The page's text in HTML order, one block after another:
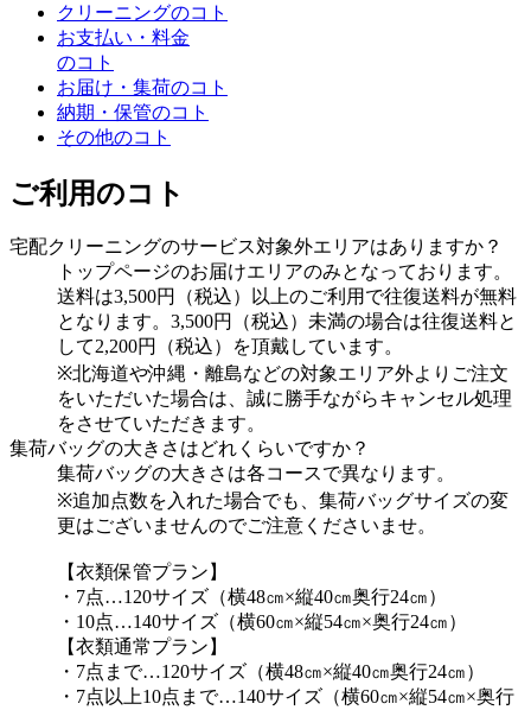
クリーニングのコト
お支払い・料金
のコト
お届け・集荷のコト
納期・保管のコト
その他のコト
ご利用のコト
宅配クリーニングのサービス対象外エリアはありますか？
トップページのお届けエリアのみとなっております。
送料は3,500円（税込）以上のご利用で往復送料が無料
となります。3,500円（税込）未満の場合は往復送料と
して2,200円（税込）を頂戴しています。
※北海道や沖縄・離島などの対象エリア外よりご注文
をいただいた場合は、誠に勝手ながらキャンセル処理
をさせていただきます。
集荷バッグの大きさはどれくらいですか？
集荷バッグの大きさは各コースで異なります。
※追加点数を入れた場合でも、集荷バッグサイズの変
更はございませんのでご注意くださいませ。
【衣類保管プラン】
・7点…120サイズ（横48㎝×縦40㎝奥行24㎝）
・10点…140サイズ（横60㎝×縦54㎝×奥行24㎝）
【衣類通常プラン】
・7点まで…120サイズ（横48㎝×縦40㎝奥行24㎝）
・7点以上10点まで…140サイズ（横60㎝×縦54㎝×奥行